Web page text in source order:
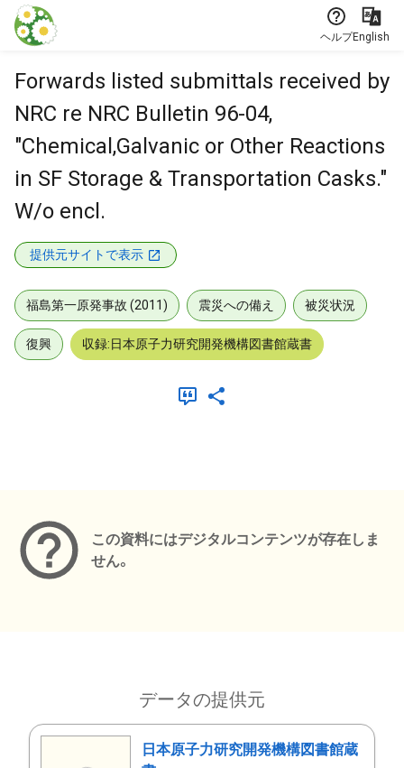
本文に飛ぶ
ヘルプEnglish
Forwards listed submittals received by
NRC re NRC Bulletin 96-04,
"Chemical,Galvanic or Other Reactions
in SF Storage & Transportation Casks."
W/o encl.
提供元サイトで表示
福島第一原発事故 (2011) 震災への備え 被災状況
復興 収録:日本原子力研究開発機構図書館蔵書
この資料にはデジタルコンテンツが存在しま
せん。
データの提供元
日本原子力研究開発機構図書館蔵